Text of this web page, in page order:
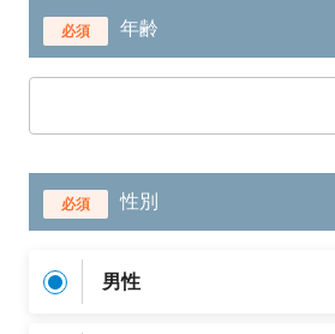
必須 年齢
必須 性別
男性